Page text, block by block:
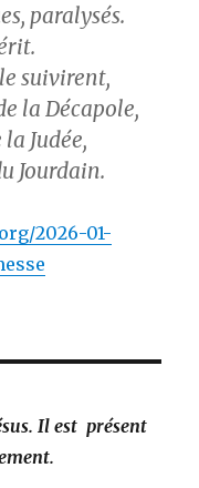
paralysés.
suivirent,
la Décapole,
Judée,
Jourdain.
2026-01-
Il est présent